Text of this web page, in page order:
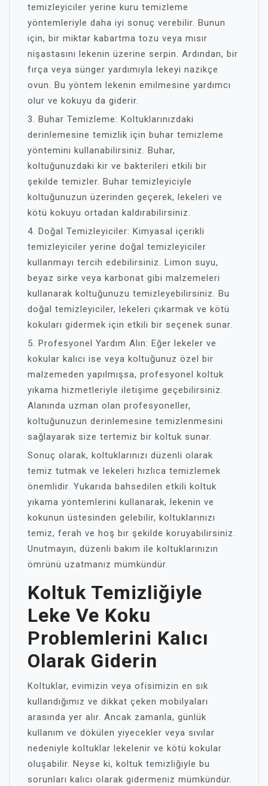
temizleyiciler yerine kuru temizleme
yöntemleriyle daha iyi sonuç verebilir. Bunun
için, bir miktar kabartma tozu veya mısır
nişastasını lekenin üzerine serpin. Ardından, bir
fırça veya sünger yardımıyla lekeyi nazikçe
ovun. Bu yöntem lekenin emilmesine yardımcı
olur ve kokuyu da giderir.
3. Buhar Temizleme: Koltuklarınızdaki
derinlemesine temizlik için buhar temizleme
yöntemini kullanabilirsiniz. Buhar,
koltuğunuzdaki kir ve bakterileri etkili bir
şekilde temizler. Buhar temizleyiciyle
koltuğunuzun üzerinden geçerek, lekeleri ve
kötü kokuyu ortadan kaldırabilirsiniz.
4. Doğal Temizleyiciler: Kimyasal içerikli
temizleyiciler yerine doğal temizleyiciler
kullanmayı tercih edebilirsiniz. Limon suyu,
beyaz sirke veya karbonat gibi malzemeleri
kullanarak koltuğunuzu temizleyebilirsiniz. Bu
doğal temizleyiciler, lekeleri çıkarmak ve kötü
kokuları gidermek için etkili bir seçenek sunar.
5. Profesyonel Yardım Alın: Eğer lekeler ve
kokular kalıcı ise veya koltuğunuz özel bir
malzemeden yapılmışsa, profesyonel koltuk
yıkama hizmetleriyle iletişime geçebilirsiniz.
Alanında uzman olan profesyoneller,
koltuğunuzun derinlemesine temizlenmesini
sağlayarak size tertemiz bir koltuk sunar.
Sonuç olarak, koltuklarınızı düzenli olarak
temiz tutmak ve lekeleri hızlıca temizlemek
önemlidir. Yukarıda bahsedilen etkili koltuk
yıkama yöntemlerini kullanarak, lekenin ve
kokunun üstesinden gelebilir, koltuklarınızı
temiz, ferah ve hoş bir şekilde koruyabilirsiniz.
Unutmayın, düzenli bakım ile koltuklarınızın
ömrünü uzatmanız mümkündür.
Koltuk Temizliğiyle
Leke Ve Koku
Problemlerini Kalıcı
Olarak Giderin
Koltuklar, evimizin veya ofisimizin en sık
kullandığımız ve dikkat çeken mobilyaları
arasında yer alır. Ancak zamanla, günlük
kullanım ve dökülen yiyecekler veya sıvılar
nedeniyle koltuklar lekelenir ve kötü kokular
oluşabilir. Neyse ki, koltuk temizliğiyle bu
sorunları kalıcı olarak gidermeniz mümkündür.